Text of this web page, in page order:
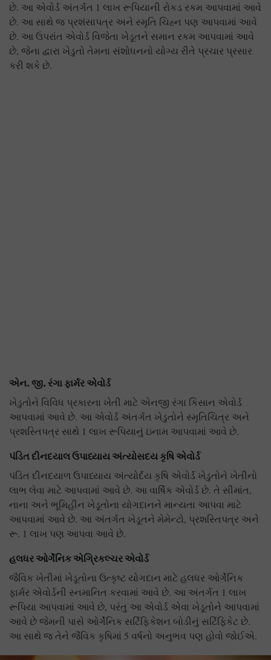
છે. આ એવોર્ડ અંતર્ગત 1 લાખ રૂપિયાની રોકડ રકમ આપવામાં આવે
છે. આ સાથે જ પ્રશંસાપત્ર અને સ્મૃતિ ચિહ્ન પણ આપવામાં આવે
છે. આ ઉપરાંત એવોર્ડ વિજેતા ખેડૂતને સમાન રકમ આપવામાં આવે
છે, જેના દ્વારા ખેડુતો તેમના સંશોધનનો યોગ્ય રીતે પ્રચાર પ્રસાર
કરી શકે છે.
એન. જી. રંગા ફાર્મર એવોર્ડ
ખેડુતોને વિવિધ પ્રકારના ખેતી માટે એનજી રંગા કિસાન એવોર્ડ
આપવામાં આવે છે. આ એવોર્ડ અંતર્ગત ખેડુતોને સ્મૃતિચિત્ર અને
પ્રશસ્તિપત્ર સાથે 1 લાખ રૂપિયાનું ઇનામ આપવામાં આવે છે.
પંડિત દીનદયાલ ઉપાધ્યાય અંત્યોસદય કૃષિ એવોર્ડ
પંડિત દીનદયાળ ઉપાધ્યાય અંત્યોર્દય કૃષિ એવોર્ડ ખેડુતોને ખેતીનો
લાભ લેવા માટે આપવામાં આવે છે. આ વાર્ષિક એવોર્ડ છે. તે સીમાંત,
નાના અને ભૂમિહીન ખેડૂતોના યોગદાનને માન્યતા આપવા માટે
આપવામાં આવે છે. આ અંતર્ગત ખેડૂતને મેમેન્ટો, પ્રશસ્તિપત્ર અને
રૂ. 1 લાખ પણ આપવા આવે છે.
હલધર ઓર્ગેનિક એગ્રિકલ્ચર એવોર્ડ
જૈવિક ખેતીમાં ખેડૂતોના ઉત્કૃષ્ટ યોગદાન માટે હલધર ઓર્ગેનિક
ફાર્મર એવોર્ડની સ્નમાનિત કરવામાં આવે છે. આ અંતર્ગત 1 લાખ
રૂપિયા આપવામાં આવે છે, પરંતુ આ એવોર્ડ એવા ખેડૂતોને આપવામાં
આવે છે જેમની પાસે ઓર્ગેનિક સર્ટિફિકેશન બોડીનું સર્ટિફિકેટ છે.
આ સાથે જ તેને જૈવિક કૃષિમાં 5 વર્ષનો અનુભવ પણ હોવો જોઈએ.